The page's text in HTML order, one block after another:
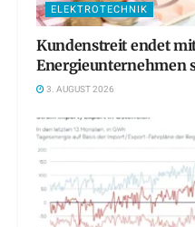
ELEKTROTECHNIK
Kundenstreit endet
Energieunternehmen
3. AUGUST 2026